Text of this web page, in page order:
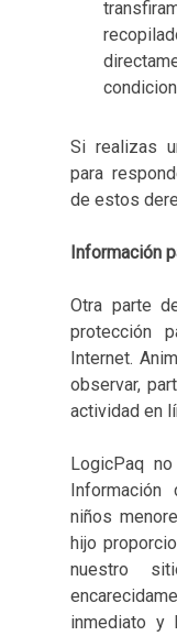
Si realizas
para
de estos
Información
Otra parte
protección
Internet.
observar,
actividad en
LogicPaq
Información
niños
hijo
nuestro
inmediato y